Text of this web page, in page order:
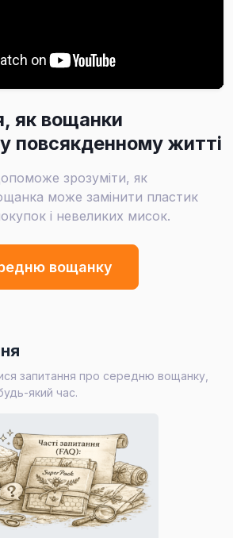
як вощанки
повсякденному житті
зрозуміти, як
може замінити пластик
і невеликих мисок.
вощанку
запитання про середню вощанку,
який час.